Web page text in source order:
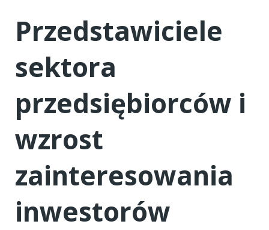
Przedstawiciele
sektora
przedsiębiorców i
wzrost
zainteresowania
inwestorów